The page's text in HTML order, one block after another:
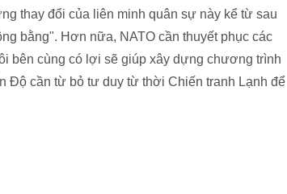
thay đổi của liên minh quân sự này kể từ sau
bằng". Hơn nữa, NATO cần thuyết phục các
bên cùng có lợi sẽ giúp xây dựng chương trình
Độ cần từ bỏ tư duy từ thời Chiến tranh Lạnh để